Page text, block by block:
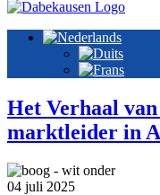
Het Verhaal
marktleider in
04 juli 2025